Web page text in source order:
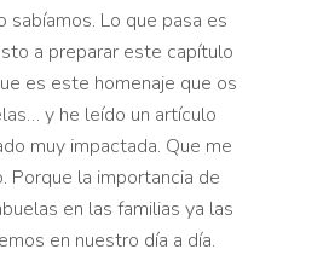
sabíamos. Lo que pasa es
a preparar este capítulo
es este homenaje que os
y he leído un artículo
muy impactada. Que me
Porque la importancia de
en las familias ya las
en nuestro día a día.